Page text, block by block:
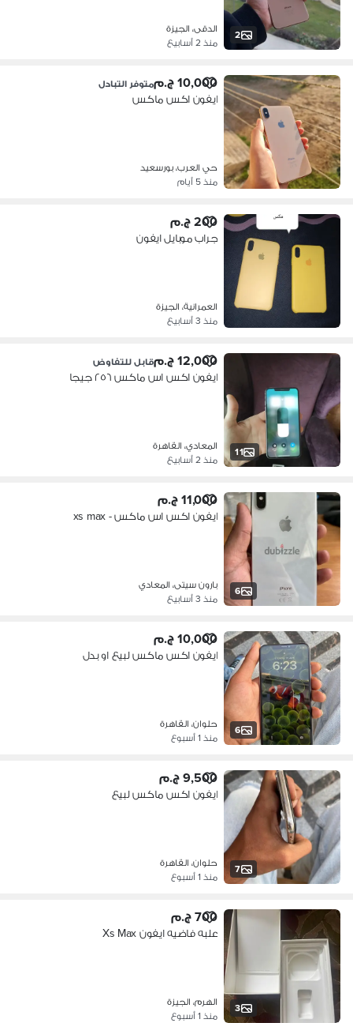
2
الدقى، الجيزة
منذ 2 أسابيع
10,000 ج.م متوفر التبادل
ايفون اكس ماكس
حي العرب، بورسعيد
منذ 5 أيام
200 ج.م
جراب موبايل ايفون
العمرانية، الجيزة
منذ 3 أسابيع
11
12,000 ج.م قابل للتفاوض
ايفون اكس اس ماكس ٢٥٦ جيجا
المعادي، القاهرة
منذ 2 أسابيع
6
11,000 ج.م
ايفون اكس اس ماكس - xs max
بارون سيتى، المعادي
منذ 3 أسابيع
6
10,000 ج.م
ايفون اكس ماكس لبيع او بدل
حلوان، القاهرة
منذ 1 أسبوع
7
9,500 ج.م
ايفون اكس ماكس لبيع
حلوان، القاهرة
منذ 1 أسبوع
3
700 ج.م
علبه فاضيه ايفون Xs Max
الهرم، الجيزة
منذ 1 أسبوع